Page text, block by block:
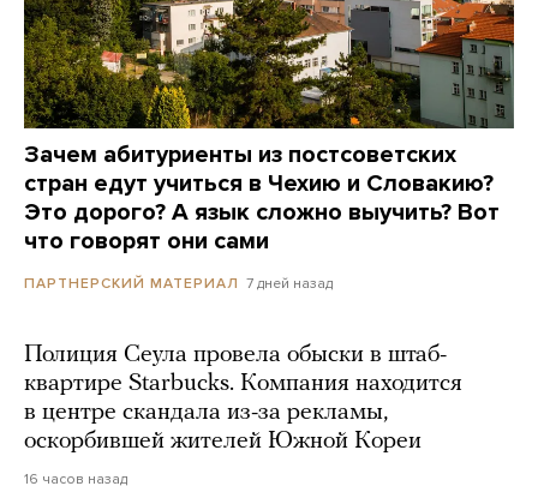
Зачем абитуриенты из постсоветских
стран едут учиться в Чехию и Словакию?
Это дорого? А язык сложно выучить? Вот
что говорят они сами
ПАРТНЕРСКИЙ МАТЕРИАЛ 7 дней назад
Полиция Сеула провела обыски в штаб-
квартире Starbucks. Компания находится
в центре скандала из-за рекламы,
оскорбившей жителей Южной Кореи
16 часов назад